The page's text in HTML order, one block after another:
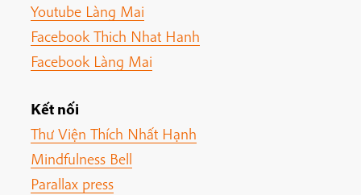
Youtube Làng Mai
Facebook Thich Nhat Hanh
Facebook Làng Mai
Kết nối
Thư Viện Thích Nhất Hạnh
Mindfulness Bell
Parallax press